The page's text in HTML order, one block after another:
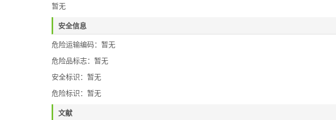
暂无
安全信息
危险运输编码：暂无
危险品标志：暂无
安全标识：暂无
危险标识：暂无
文献